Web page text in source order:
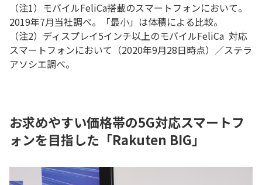
（注1）モバイルFeliCa搭載のスマートフォンにおいて。
2019年7月当社調べ。「最小」は体積による比較。
（注2）ディスプレイ5インチ以上のモバイルFeliCa 対応
スマートフォンにおいて（2020年9月28日時点）／ステラ
アソシエ調べ。
お求めやすい価格帯の5G対応スマートフ
ォンを目指した「Rakuten BIG」